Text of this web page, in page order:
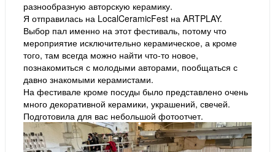
разнообразную авторскую керамику.
Я отправилась на LocalCeramicFest на ARTPLAY.
Выбор пал именно на этот фестиваль, потому что
мероприятие исключительно керамическое, а кроме
того, там всегда можно найти что-то новое,
познакомиться с молодыми авторами, пообщаться с
давно знакомыми керамистами.
На фестивале кроме посуды было представлено очень
много декоративной керамики, украшений, свечей.
Подготовила для вас небольшой фотоотчет.